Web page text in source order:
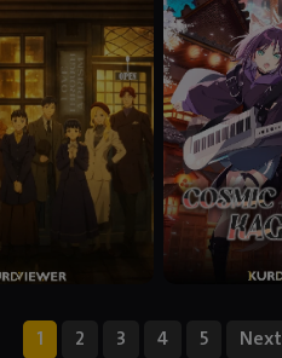
1 2 3 4 5
Next